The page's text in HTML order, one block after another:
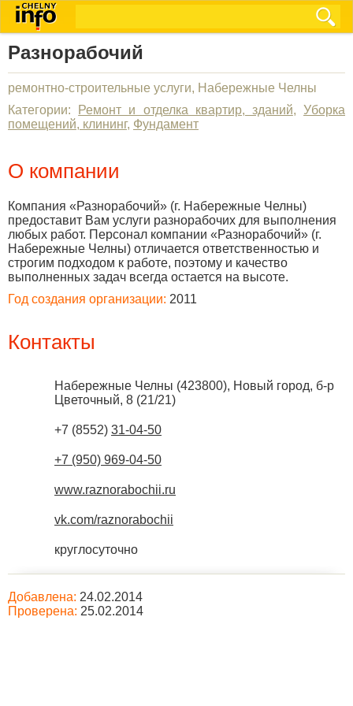
Разнорабочий
ремонтно-строительные услуги, Набережные Челны
Категории:
Ремонт и отделка квартир, зданий,Уборка
помещений, клининг, Фундамент
О компании
Компания «Разнорабочий» (г. Набережные Челны)
предоставит Вам услуги разнорабочих для выполнения
любых работ. Персонал компании «Разнорабочий» (г.
Набережные Челны) отличается ответственностью и
строгим подходом к работе, поэтому и качество
выполненных задач всегда остается на высоте.
Год создания организации: 2011
Контакты
Набережные Челны (423800), Новый город, б-р
Цветочный, 8 (21/21)
+7 (8552) 31-04-50
+7 (950) 969-04-50
www.raznorabochii.ru
vk.com/raznorabochii
круглосуточно
Добавлена: 24.02.2014
Проверена: 25.02.2014